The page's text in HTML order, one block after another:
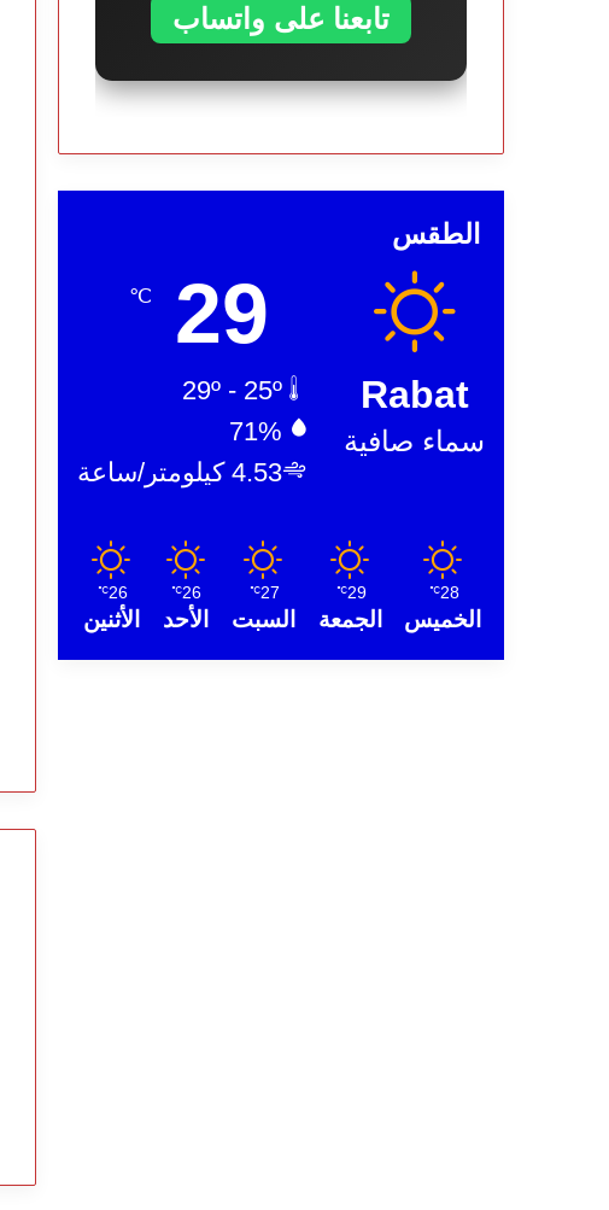
تابعنا على واتساب
الطقس
Rabat
سماء صافية
29
℃
71%
4.53 كيلومتر/ساعة
28
℃
الخميس
29
℃
الجمعة
27
℃
السبت
26
℃
الأحد
26
℃
الأثنين